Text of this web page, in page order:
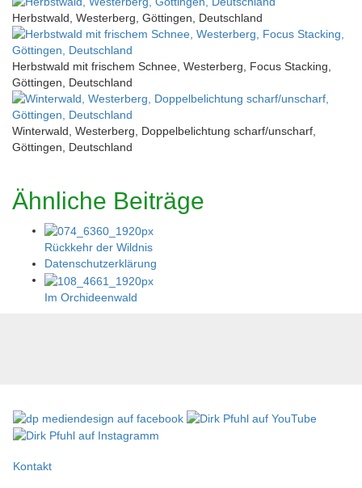
Herbstwald, Westerberg, Göttingen, Deutschland
Herbstwald mit frischem Schnee, Westerberg, Focus Stacking,
Göttingen, Deutschland
Winterwald, Westerberg, Doppelbelichtung scharf/unscharf,
Göttingen, Deutschland
Ähnliche Beiträge
Rückkehr der Wildnis
Datenschutzerklärung
Im Orchideenwald
Kontakt